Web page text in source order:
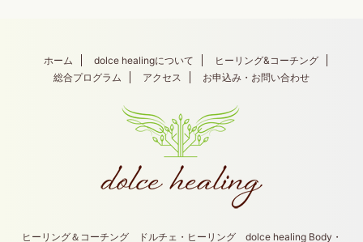
ホーム dolce healingについて
ヒーリング&コーチング
総合プログラム
アクセス お申込み・お問い合わせ
ヒーリング＆コーチング ドルチェ・ヒーリング dolce healing Body・